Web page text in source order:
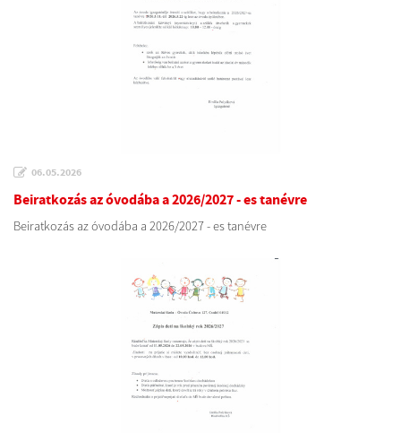
06.05.2026
Beiratkozás az óvodába a 2026/2027 - es tanévre
Beiratkozás az óvodába a 2026/2027 - es tanévre